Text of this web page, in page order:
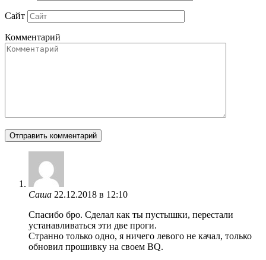
Сайт
Комментарий
Саша 22.12.2018 в 12:10
Спасибо бро. Сделал как ты пустышки, перестали
устанавливаться эти две проги.
Странно только одно, я ничего левого не качал, только
обновил прошивку на своем BQ.